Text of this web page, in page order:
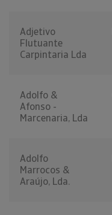
Adjetivo
Flutuante
Carpintaria Lda
Adolfo &
Afonso -
Marcenaria, Lda
Adolfo
Marrocos &
Araújo, Lda.